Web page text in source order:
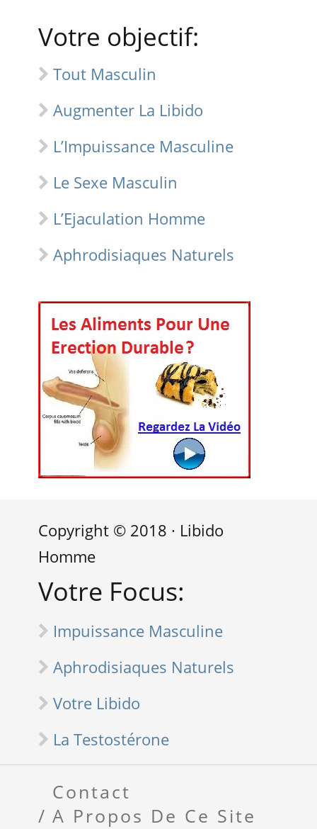
Votre objectif:
Tout Masculin
Augmenter La Libido
L’Impuissance Masculine
Le Sexe Masculin
L’Ejaculation Homme
Aphrodisiaques Naturels
Copyright © 2018 · Libido
Homme
Votre Focus:
Impuissance Masculine
Aphrodisiaques Naturels
Votre Libido
La Testostérone
Contact
A Propos De Ce Site